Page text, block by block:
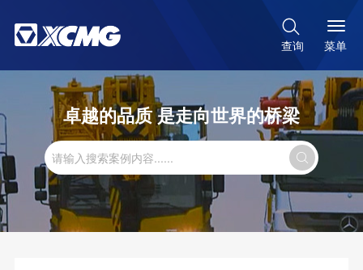

查询 菜单
卓越的品质 是走向世界的桥梁
